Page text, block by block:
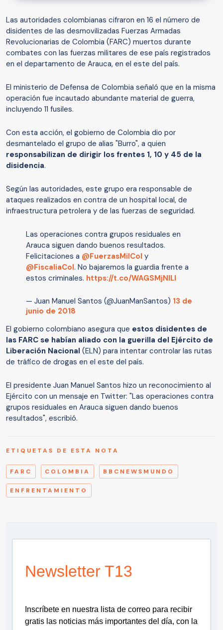
Las autoridades colombianas cifraron en 16 el número de
disidentes de las desmovilizadas Fuerzas Armadas
Revolucionarias de Colombia (FARC) muertos durante
combates con las fuerzas militares de ese país registrados
en el departamento de Arauca, en el este del país.
El ministerio de Defensa de Colombia señaló que en la misma
operación fue incautado abundante material de guerra,
incluyendo 11 fusiles.
Con esta acción, el gobierno de Colombia dio por
desmantelado el grupo de alias "Burro", a quien
responsabilizan de dirigir los frentes 1, 10 y 45 de la
disidencia.
Según las autoridades, este grupo era responsable de
ataques realizados en contra de un hospital local, de
infraestructura petrolera y de las fuerzas de seguridad.
Las operaciones contra grupos residuales en
Arauca siguen dando buenos resultados.
Felicitaciones a @FuerzasMilCol y
@FiscaliaCol. No bajaremos la guardia frente a
estos criminales. https://t.co/WAGSMjNILl
— Juan Manuel Santos (@JuanManSantos) 13 de
junio de 2018
El gobierno colombiano asegura que estos disidentes de
las FARC se habían aliado con la guerilla del Ejército de
Liberación Nacional (ELN) para intentar controlar las rutas
de tráfico de drogas en el este del país.
El presidente Juan Manuel Santos hizo un reconocimiento al
Ejército con un mensaje en Twitter: "Las operaciones contra
grupos residuales en Arauca siguen dando buenos
resultados", escribió.
ETIQUETAS DE ESTA NOTA
FARC COLOMBIA BBCNEWSMUNDO
ENFRENTAMIENTO
Newsletter T13
Inscríbete en nuestra lista de correo para recibir
gratis las noticias más importantes del día, con la